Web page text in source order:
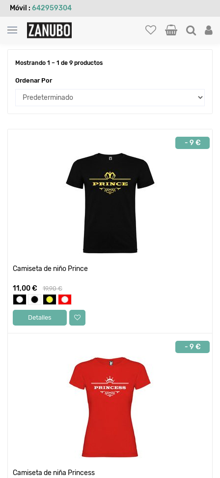
Móvil : 642959304
Inicio NIÑOS Camisetas personalizadas
Mostrando 1 – 1 de 9 productos
Ordenar Por
Camiseta de niño Prince
11,00 € 19,90 €
Detalles
- 9 €
Camiseta de niña Princess
- 9 €